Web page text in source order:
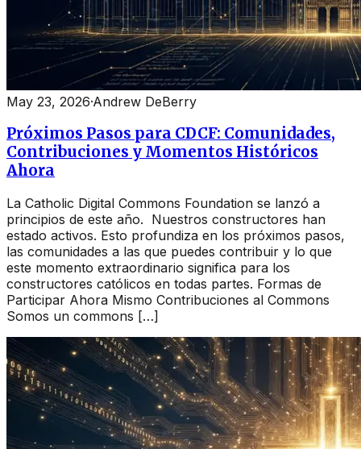
May 23, 2026·Andrew DeBerry
Próximos Pasos para CDCF: Comunidades,
Contribuciones y Momentos Históricos
Ahora
La Catholic Digital Commons Foundation se lanzó a
principios de este año. Nuestros constructores han
estado activos. Esto profundiza en los próximos pasos,
las comunidades a las que puedes contribuir y lo que
este momento extraordinario significa para los
constructores católicos en todas partes. Formas de
Participar Ahora Mismo Contribuciones al Commons
Somos un commons […]